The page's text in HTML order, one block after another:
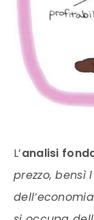
L’analisi
prezzo, bensì